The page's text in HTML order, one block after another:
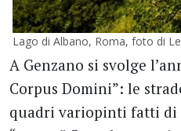
Lago di Albano, Roma, foto di
A Genzano si svolge
Corpus Domini”: le
quadri variopinti fatti di